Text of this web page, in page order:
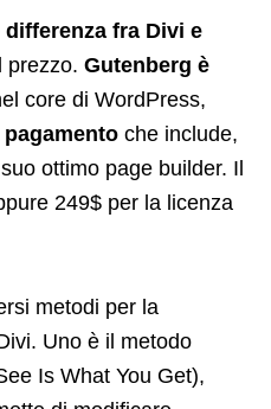
differenza fra Divi e
prezzo. Gutenberg è
core di WordPress,
che include,
ottimo page builder. Il
249$ per la licenza
metodi per la
Uno è il metodo
Is What You Get),